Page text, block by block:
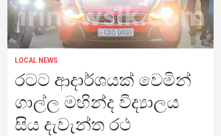
LOCAL NEWS
රටට ආදාර්ශයක් වෙමින්
ගාල්ල මහින්ද විද්‍යාලය
සිය දැවැන්ත රථ